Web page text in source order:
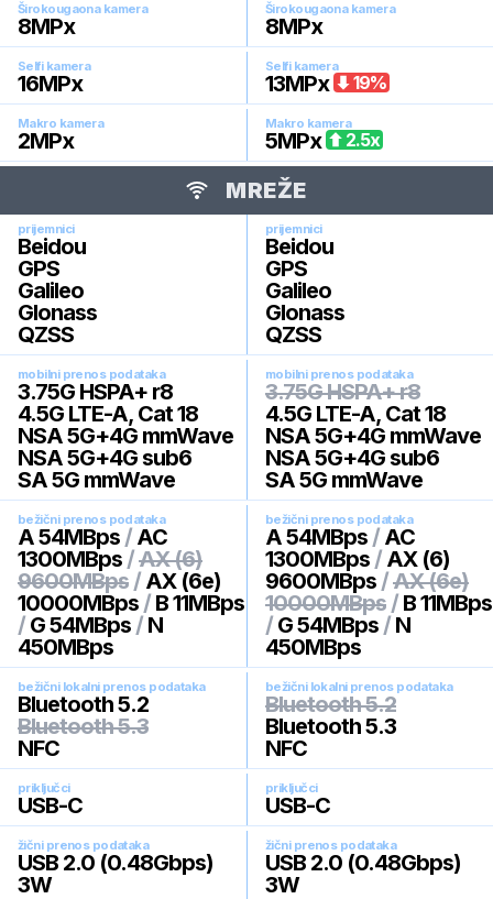
Širokougaona kamera
8MPx
Širokougaona kamera
8MPx
Selfi kamera
16MPx
Selfi kamera
13MPx 19%
Makro kamera
2MPx
Makro kamera
5MPx 2.5x
MREŽE
prijemnici
Beidou
GPS
Galileo
Glonass
QZSS
prijemnici
Beidou
GPS
Galileo
Glonass
QZSS
mobilni prenos podataka
3.75G HSPA+ r8
4.5G LTE-A, Cat 18
NSA 5G+4G mmWave
NSA 5G+4G sub6
SA 5G mmWave
mobilni prenos podataka
3.75G HSPA+ r8
4.5G LTE-A, Cat 18
NSA 5G+4G mmWave
NSA 5G+4G sub6
SA 5G mmWave
bežični prenos podataka
A 54MBps / AC
1300MBps /AX (6)
9600MBps / AX (6e)
10000MBps / B 11MBps
/ G 54MBps / N
450MBps
bežični prenos podataka
A 54MBps / AC
1300MBps / AX (6)
9600MBps /AX (6e)
10000MBps / B 11MBps
/ G 54MBps / N
450MBps
bežični lokalni prenos podataka
Bluetooth 5.2
Bluetooth 5.3
NFC
bežični lokalni prenos podataka
Bluetooth 5.2
Bluetooth 5.3
NFC
priključci
USB-C
priključci
USB-C
žični prenos podataka
USB 2.0 (0.48Gbps)
3W
žični prenos podataka
USB 2.0 (0.48Gbps)
3W